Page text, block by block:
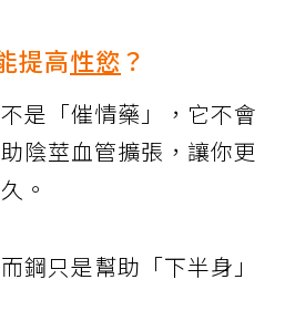
提高性慾？
是「催情藥」，它不會
陰莖血管擴張，讓你更
。
鋼只是幫助「下半身」